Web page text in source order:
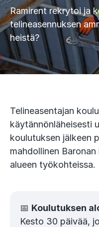
Ramirent rekrytoi ja
telineasennuksen
heistä?
Telineasentajan
käytännönläheisesti
koulutuksen jälkeen
mahdollinen
alueen työkohteissa.
📅 Koulutuksen
Kesto 30 päivää,